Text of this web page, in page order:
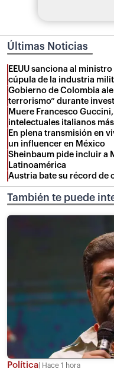
Últimas Noticias
EEUU sanciona al
cúpula de la industria
Gobierno de Colombia
terrorismo” durante
Muere Francesco
intelectuales italianos
En plena transmisión en
un influencer en México
Sheinbaum pide incluir a
Latinoamérica
Austria bate su récord de
También te puede
Política Hace 1 hora